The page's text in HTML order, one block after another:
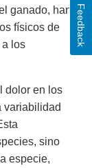
ganado, han
físicos de
a los
dolor en los
variabilidad
sino
especie,
Feedback